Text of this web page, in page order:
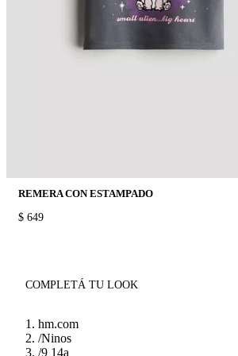
REMERA CON ESTAMPADO
PRICE:
$ 649
COMPLETÁ TU LOOK
hm.com
/Ninos
/9 14a